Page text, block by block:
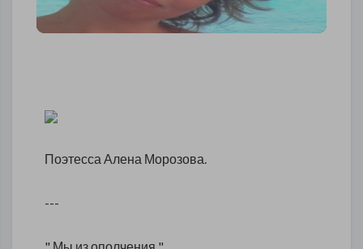
Поэтесса Алена Морозова.
---